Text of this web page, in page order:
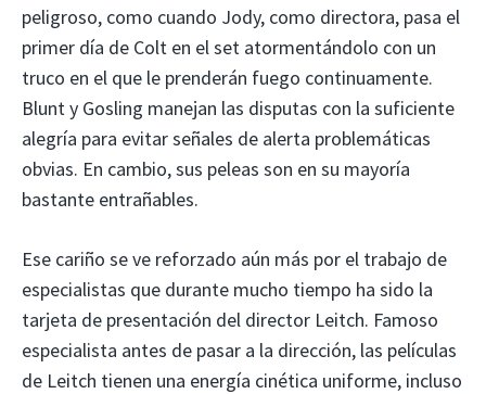
peligroso, como cuando Jody, como directora, pasa el
primer día de Colt en el set atormentándolo con un
truco en el que le prenderán fuego continuamente.
Blunt y Gosling manejan las disputas con la suficiente
alegría para evitar señales de alerta problemáticas
obvias. En cambio, sus peleas son en su mayoría
bastante entrañables.
Ese cariño se ve reforzado aún más por el trabajo de
especialistas que durante mucho tiempo ha sido la
tarjeta de presentación del director Leitch. Famoso
especialista antes de pasar a la dirección, las películas
de Leitch tienen una energía cinética uniforme, incluso